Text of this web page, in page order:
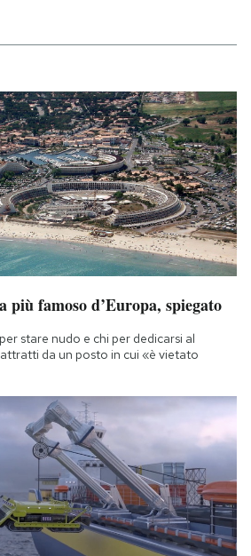
famoso d’Europa, spiegato
stare nudo e chi per dedicarsi al
da un posto in cui «è vietato